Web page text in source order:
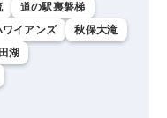
道の駅裏磐梯
ワイアンズ
秋保大滝
湖